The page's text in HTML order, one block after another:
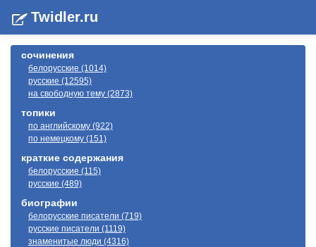
Twidler.ru
сочинения
белорусские (1014)
русские (12595)
на свободную тему (2873)
топики
по английскому (922)
по немецкому (151)
краткие содержания
белорусские (115)
русские (489)
биографии
белорусские писатели (719)
русские писатели (1119)
знаменитые люди (4316)